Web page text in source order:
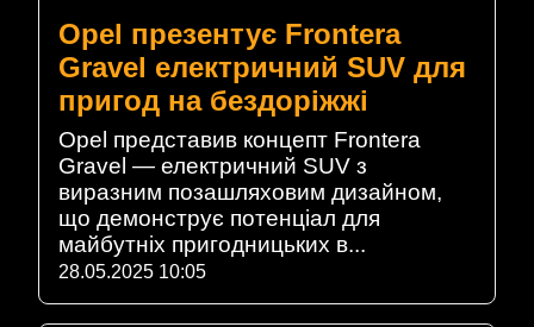
Opel презентує Frontera
Gravel електричний SUV для
пригод на бездоріжжі
Opel представив концепт Frontera
Gravel — електричний SUV з
виразним позашляховим дизайном,
що демонструє потенціал для
майбутніх пригодницьких в...
28.05.2025 10:05